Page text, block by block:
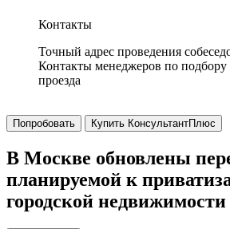
Контакты
Точный адрес проведения
Контакты менеджеров по подбору
проезда
Попробовать Купить КонсультантПлюс
В Москве обновлены
планируемой к
городской недвижимости